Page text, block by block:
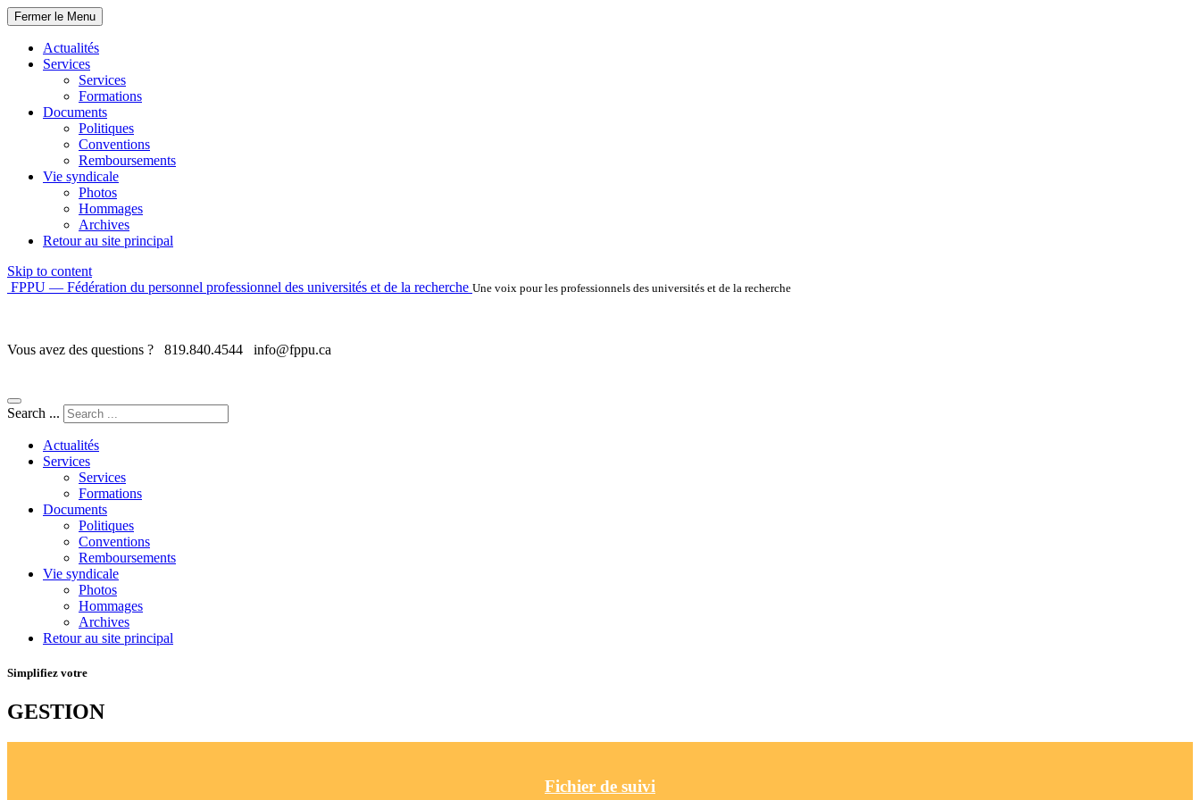
Fermer le Menu
Actualités
Services
Services
Formations
Documents
Politiques
Conventions
Remboursements
Vie syndicale
Photos
Hommages
Archives
Retour au site principal
Skip to content
FPPU — Fédération du personnel professionnel des universités et de la recherche Une voix pour les professionnels des universités et de la recherche
Vous avez des questions ? 819.840.4544 info@fppu.ca
Search ...
Actualités
Services
Services
Formations
Documents
Politiques
Conventions
Remboursements
Vie syndicale
Photos
Hommages
Archives
Retour au site principal
Simplifiez votre
GESTION
Fichier de suivi